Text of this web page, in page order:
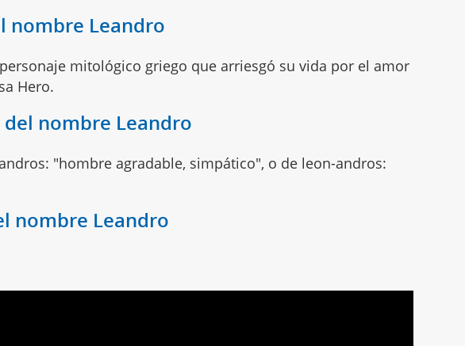
nombre Leandro
mitológico griego que arriesgó su vida por el amor
Hero.
del nombre Leandro
"hombre agradable, simpático", o de leon-andros:
nombre Leandro